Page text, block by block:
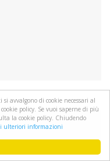
avvalgono di cookie necessari al
policy. Se vuoi saperne di più
la cookie policy. Chiudendo
ulteriori informazioni